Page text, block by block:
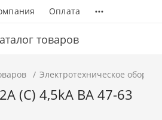
Оплата ...
товаров
Электротехническое
(C) 4,5kA ВА 47-63